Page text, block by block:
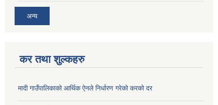
अन्य
कर तथा शुल्कहरु
मादी गाउँपालिकाको आर्थिक ऐनले निर्धारण गरेको करको दर